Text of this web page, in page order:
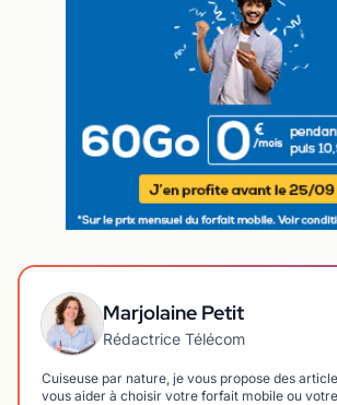
Marjolaine Petit
Rédactrice Télécom
Cuiseuse par nature, je vous propose des
vous aider à choisir votre forfait mobile ou